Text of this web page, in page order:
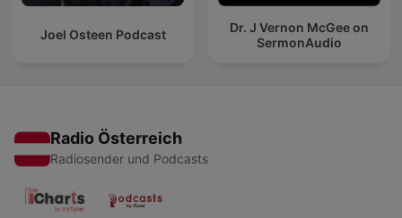
Joel Osteen Podcast
Dr. J Vernon McGee on
SermonAudio
Radio Österreich
Radiosender und Podcasts